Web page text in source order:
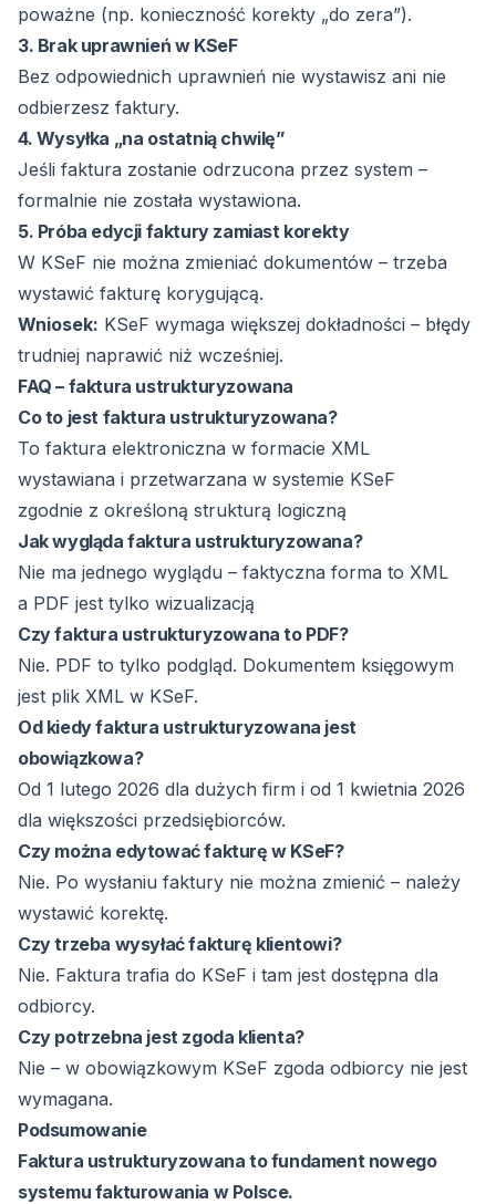
poważne (np. konieczność korekty „do zera”).
3. Brak uprawnień w KSeF
Bez odpowiednich uprawnień nie wystawisz ani nie
odbierzesz faktury.
4. Wysyłka „na ostatnią chwilę”
Jeśli faktura zostanie odrzucona przez system –
formalnie nie została wystawiona.
5. Próba edycji faktury zamiast korekty
W KSeF nie można zmieniać dokumentów – trzeba
wystawić fakturę korygującą.
Wniosek: KSeF wymaga większej dokładności – błędy
trudniej naprawić niż wcześniej.
FAQ – faktura ustrukturyzowana
Co to jest faktura ustrukturyzowana?
To faktura elektroniczna w formacie XML
wystawiana i przetwarzana w systemie KSeF
zgodnie z określoną strukturą logiczną
Jak wygląda faktura ustrukturyzowana?
Nie ma jednego wyglądu – faktyczna forma to XML
a PDF jest tylko wizualizacją
Czy faktura ustrukturyzowana to PDF?
Nie. PDF to tylko podgląd. Dokumentem księgowym
jest plik XML w KSeF.
Od kiedy faktura ustrukturyzowana jest
obowiązkowa?
Od 1 lutego 2026 dla dużych firm i od 1 kwietnia 2026
dla większości przedsiębiorców.
Czy można edytować fakturę w KSeF?
Nie. Po wysłaniu faktury nie można zmienić – należy
wystawić korektę.
Czy trzeba wysyłać fakturę klientowi?
Nie. Faktura trafia do KSeF i tam jest dostępna dla
odbiorcy.
Czy potrzebna jest zgoda klienta?
Nie – w obowiązkowym KSeF zgoda odbiorcy nie jest
wymagana.
Podsumowanie
Faktura ustrukturyzowana to fundament nowego
systemu fakturowania w Polsce.